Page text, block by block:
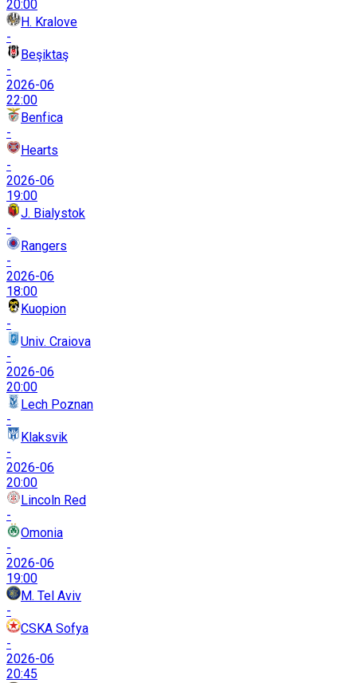
20:00
H. Kralove
-
Beşiktaş
-
2026-06
22:00
Benfica
-
Hearts
-
2026-06
19:00
J. Bialystok
-
Rangers
-
2026-06
18:00
Kuopion
-
Univ. Craiova
-
2026-06
20:00
Lech Poznan
-
Klaksvik
-
2026-06
20:00
Lincoln Red
-
Omonia
-
2026-06
19:00
M. Tel Aviv
-
CSKA Sofya
-
2026-06
20:45